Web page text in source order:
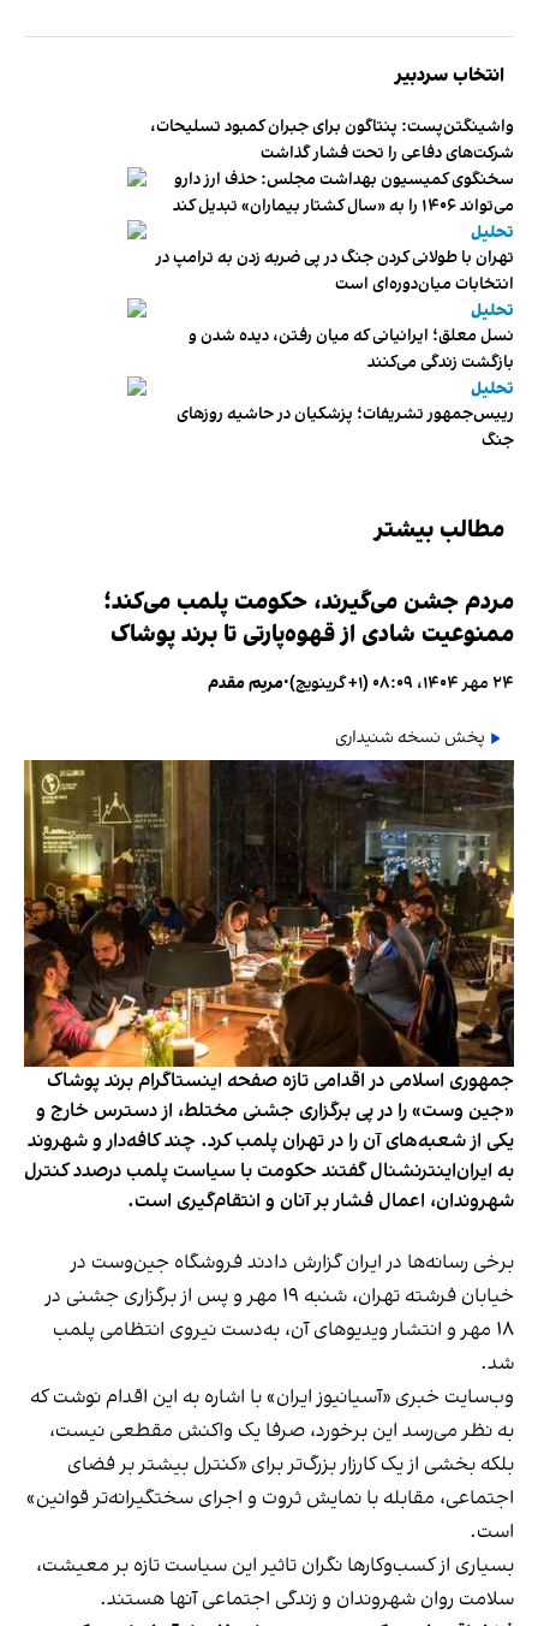
انتخاب سردبیر
واشینگتن‌پست: پنتاگون برای جبران کمبود تسلیحات،
شرکت‌های دفاعی را تحت فشار گذاشت
سخنگوی کمیسیون بهداشت مجلس: حذف ارز دارو
می‌تواند ۱۴۰۶ را به «سال کشتار بیماران» تبدیل کند
تحلیل
تهران با طولانی کردن جنگ در پی ضربه زدن به ترامپ در
انتخابات میان‌دوره‌ای است
تحلیل
نسل معلق؛ ایرانیانی که میان رفتن، دیده شدن و
بازگشت زندگی می‌کنند
تحلیل
رییس‌جمهور تشریفات؛ پزشکیان در حاشیه روزهای
جنگ
مطالب بیشتر
مردم جشن می‌گیرند، حکومت پلمب می‌کند؛
ممنوعیت شادی از قهوه‌پارتی تا برند پوشاک
۲۴ مهر ۱۴۰۴، ۰۸:۰۹ (‎+۱ گرینویچ) •مریم مقدم
پخش نسخه شنیداری
جمهوری اسلامی در اقدامی تازه صفحه اینستاگرام برند پوشاک
«جین وست» را در پی برگزاری جشنی مختلط، از دسترس خارج و
یکی از شعبه‌های آن را در تهران پلمب کرد. چند کافه‌‌دار و شهروند
به ایران‌اینترنشنال گفتند حکومت با سیاست پلمب درصدد کنترل
شهروندان، اعمال فشار بر آنان و انتقام‌گیری است.
برخی رسانه‌ها در ایران گزارش دادند فروشگاه جین‌وست در
خیابان فرشته تهران، شنبه ۱۹ مهر و پس از برگزاری جشنی در
۱۸ مهر و انتشار ویدیوهای آن، به‌دست نیروی انتظامی پلمب
شد.
وب‌سایت خبری «آسیانیوز ایران» با اشاره به این اقدام نوشت که
به نظر می‌رسد این برخورد، صرفا یک واکنش مقطعی نیست،
بلکه بخشی از یک کارزار بزرگ‌تر برای «کنترل بیشتر بر فضای
اجتماعی، مقابله با نمایش ثروت و اجرای سختگیرانه‌تر قوانین»
است.
بسیاری از کسب‌وکارها نگران تاثیر این سیاست‌ تازه بر معیشت،
سلامت روان شهروندان و زندگی اجتماعی آنها هستند.